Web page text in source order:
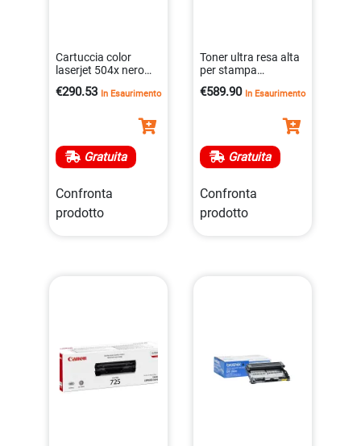
Cartuccia color
laserjet 504x nero
professionale
€290.53 In Esaurimento
Gratuita
Confronta
prodotto
Toner ultra resa alta
per stampa
20000 pagine
€589.90 In Esaurimento
Gratuita
Confronta
prodotto